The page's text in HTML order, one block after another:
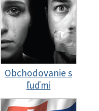
Obchodovanie s
ľuďmi